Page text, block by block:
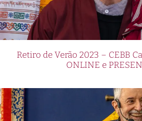
Retiro de Verão 2023 – CEBB
ONLINE e